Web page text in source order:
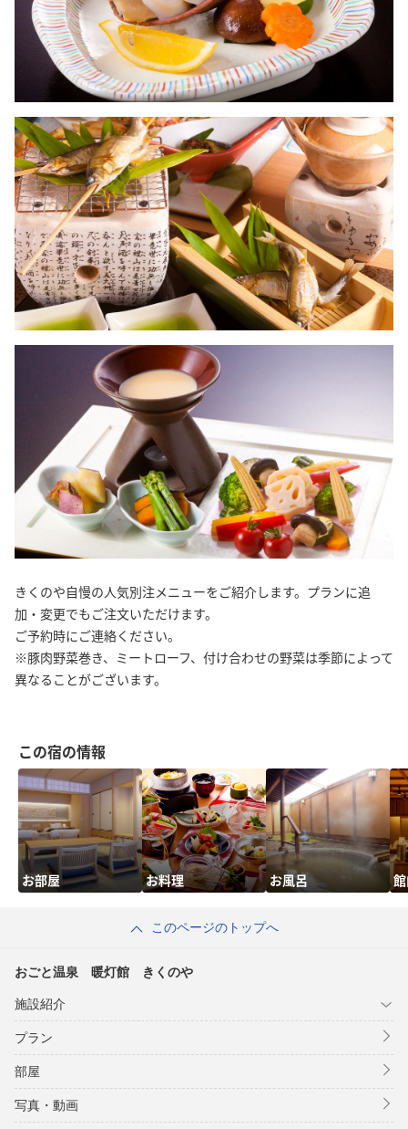
きくのや自慢の人気別注メニューをご紹介します。プランに追
加・変更でもご注文いただけます。
ご予約時にご連絡ください。
※豚肉野菜巻き、ミートローフ、付け合わせの野菜は季節によって
異なることがございます。
この宿の情報
お部屋 お料理 お風呂
このページのトップへ
おごと温泉 暖灯館 きくのや
施設紹介
プラン
部屋
写真・動画